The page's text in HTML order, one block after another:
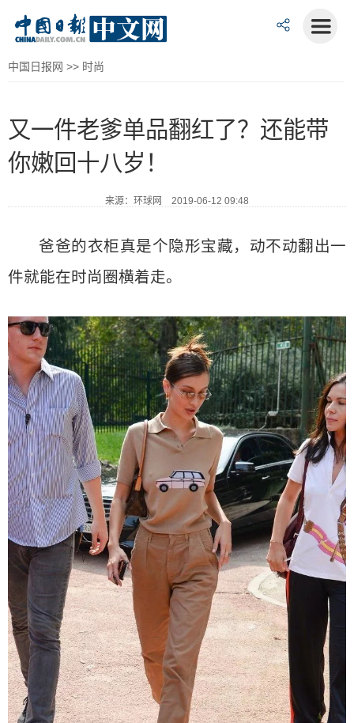
中国日报网 >> 时尚
又一件老爹单品翻红了？还能带
你嫩回十八岁！
来源：环球网 2019-06-12 09:48
爸爸的衣柜真是个隐形宝藏，动不动翻出一
件就能在时尚圈横着走。